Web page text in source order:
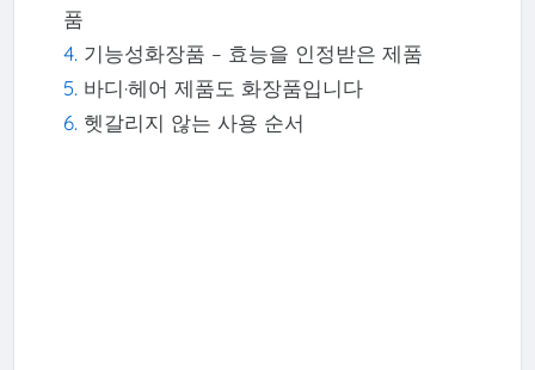
품
기능성화장품 – 효능을 인정받은 제품
바디·헤어 제품도 화장품입니다
헷갈리지 않는 사용 순서